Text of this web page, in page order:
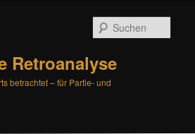
Retroanalyse
betrachtet – für Partie- und